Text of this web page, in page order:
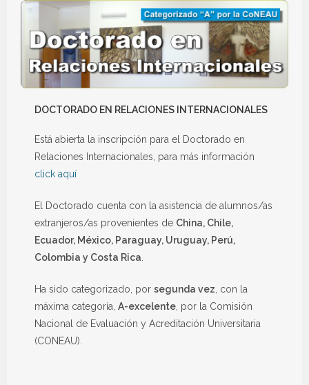
DOCTORADO EN RELACIONES INTERNACIONALES
Está abierta la inscripción para el Doctorado en
Relaciones Internacionales, para más información
click aquí
El Doctorado cuenta con la asistencia de alumnos/as
extranjeros/as provenientes de China, Chile,
Ecuador, México, Paraguay, Uruguay, Perú,
Colombia y Costa Rica
Ha sido categorizado, por segunda vez , con la
máxima categoría, A-excelente , por la Comisión
Nacional de Evaluación y Acreditación Universitaria
(CONEAU).